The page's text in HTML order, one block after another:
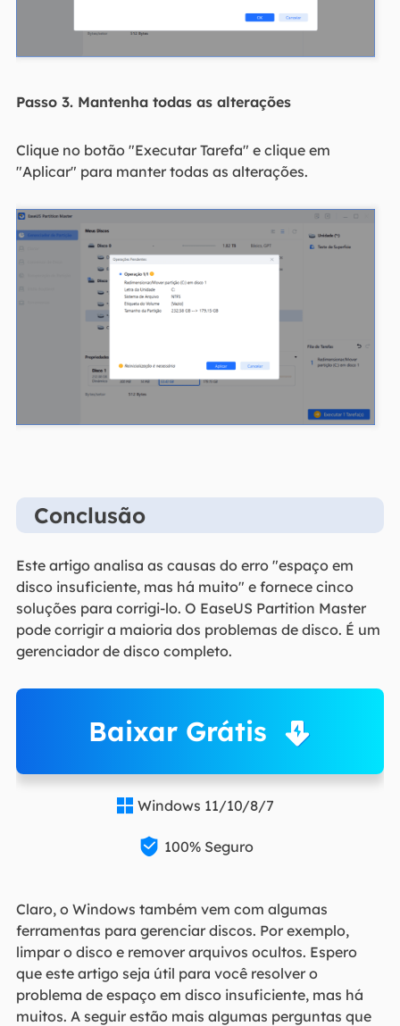
Passo 3. Mantenha todas as alterações
Clique no botão "Executar Tarefa" e clique em
"Aplicar" para manter todas as alterações.
Conclusão
Este artigo analisa as causas do erro "espaço em
disco insuficiente, mas há muito" e fornece cinco
soluções para corrigi-lo. O EaseUS Partition Master
pode corrigir a maioria dos problemas de disco. É um
gerenciador de disco completo.
Baixar Grátis
 Windows 11/10/8/7
 100% Seguro
Claro, o Windows também vem com algumas
ferramentas para gerenciar discos. Por exemplo,
limpar o disco e remover arquivos ocultos. Espero
que este artigo seja útil para você resolver o
problema de espaço em disco insuficiente, mas há
muitos. A seguir estão mais algumas perguntas que